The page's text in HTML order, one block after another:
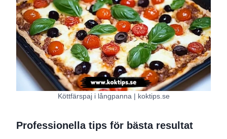
Köttfärspaj i långpanna | koktips.se
Professionella tips för bästa resultat